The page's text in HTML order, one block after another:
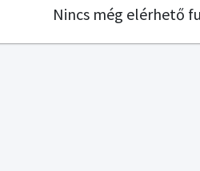
Nincs még elérhető